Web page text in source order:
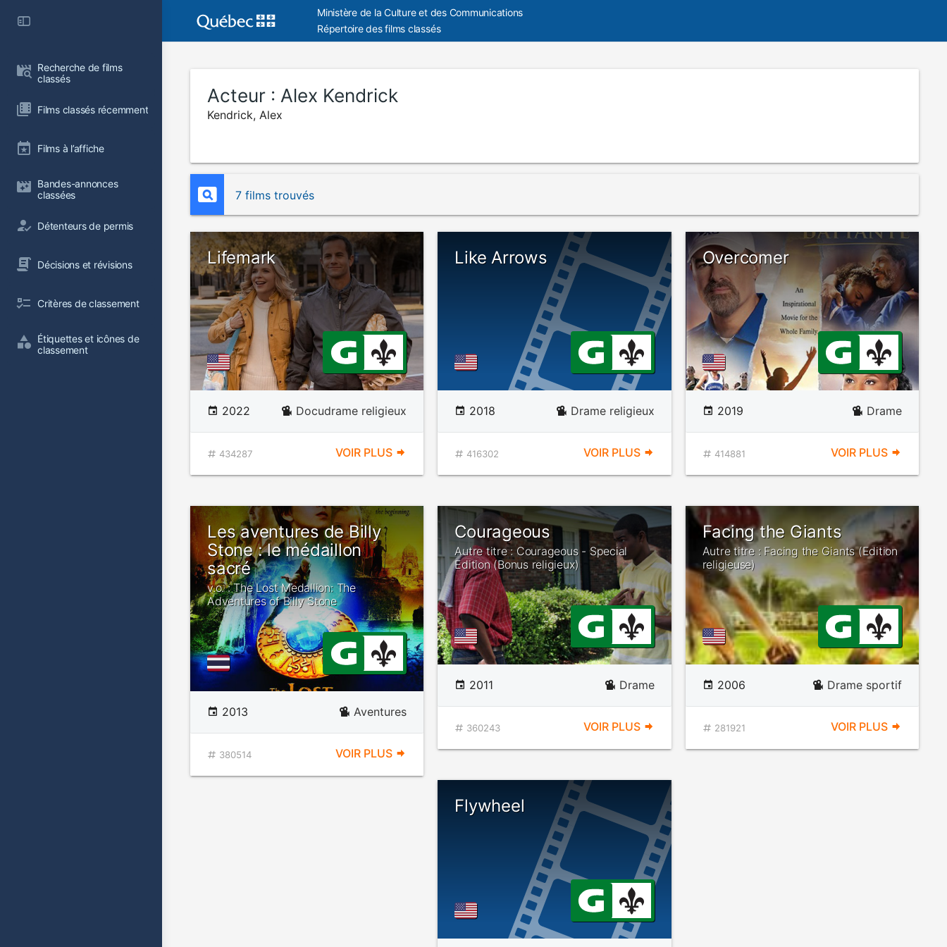
Recherche de films
classés
Films classés récemment
Films à l’affiche
Bandes-annonces
classées
Détenteurs de permis
Décisions et révisions
Critères de classement
Étiquettes et icônes de
classement
Ministère de la Culture et des Communications
Répertoire des films classés
Acteur : Alex Kendrick
Kendrick, Alex
7 films trouvés
Lifemark
2022 Docudrame religieux
434287 VOIR PLUS
Like Arrows
2018 Drame religieux
416302 VOIR PLUS
Overcomer
2019 Drame
414881 VOIR PLUS
Les aventures de Billy
Stone : le médaillon
sacré
v.o. : The Lost Medallion: The
Adventures of Billy Stone
2013 Aventures
380514 VOIR PLUS
Courageous
Autre titre : Courageous - Special
Edition (Bonus religieux)
2011 Drame
360243 VOIR PLUS
Facing the Giants
Autre titre : Facing the Giants (Edition
religieuse)
2006 Drame sportif
281921 VOIR PLUS
Flywheel